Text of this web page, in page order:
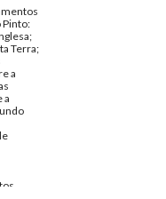
Pinto:
Terra;
a
a